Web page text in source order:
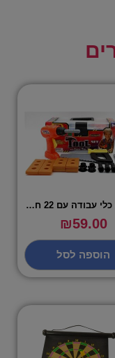
מזוודת כלי עבודה עם 22 חלקים – שירן
₪59.00
הוספה לסל